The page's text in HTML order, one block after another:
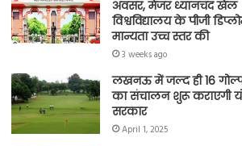
अवसर, मेजर ध्यानचंद खेल
विश्वविद्यालय के पीजी
मान्यता उच्च स्तर की
3 weeks ago
लखनऊ में जल्द ही 16
का संचालन शुरू कराएगी
सरकार
April 1, 2025